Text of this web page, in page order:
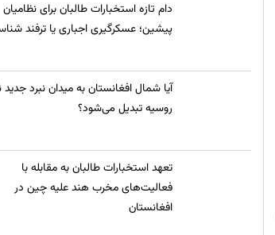
​دام تازه استخبارات طالبان برای نظامیان
پیشین؛ عسکرگیری اجباری یا ترفند
​آیا شمال افغانستان به میدان نبرد جدید
روسیه تبدیل می‌شود؟
تعهد استخبارات طالبان به مقابله با
فعالیت‌های مخرب هند علیه چین در
افغانستان